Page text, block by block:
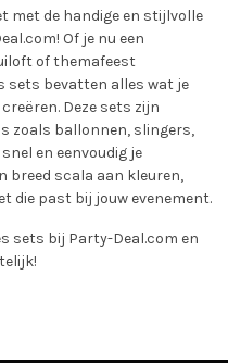
met de handige en stijlvolle
Of je nu een
of themafeest
sets bevatten alles wat je
Deze sets zijn
zoals ballonnen, slingers,
en eenvoudig je
breed scala aan kleuren,
die past bij jouw evenement.
sets bij Party-Deal.com en